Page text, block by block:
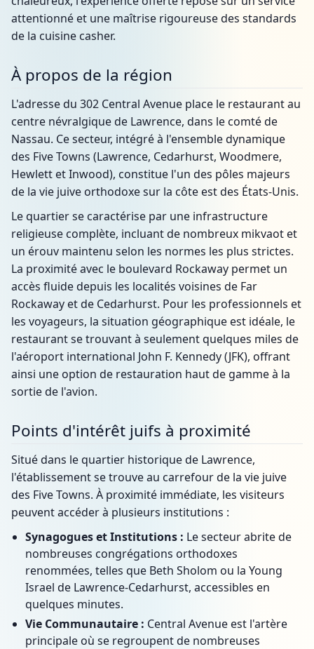
attentionné et une maîtrise rigoureuse des standards
de la cuisine casher.
À propos de la région
L'adresse du 302 Central Avenue place le restaurant au
centre névralgique de Lawrence, dans le comté de
Nassau. Ce secteur, intégré à l'ensemble dynamique
des Five Towns (Lawrence, Cedarhurst, Woodmere,
Hewlett et Inwood), constitue l'un des pôles majeurs
de la vie juive orthodoxe sur la côte est des États-Unis.
Le quartier se caractérise par une infrastructure
religieuse complète, incluant de nombreux mikvaot et
un érouv maintenu selon les normes les plus strictes.
La proximité avec le boulevard Rockaway permet un
accès fluide depuis les localités voisines de Far
Rockaway et de Cedarhurst. Pour les professionnels et
les voyageurs, la situation géographique est idéale, le
restaurant se trouvant à seulement quelques miles de
l'aéroport international John F. Kennedy (JFK), offrant
ainsi une option de restauration haut de gamme à la
sortie de l'avion.
Points d'intérêt juifs à proximité
Situé dans le quartier historique de Lawrence,
l'établissement se trouve au carrefour de la vie juive
des Five Towns. À proximité immédiate, les visiteurs
peuvent accéder à plusieurs institutions :
Synagogues et Institutions : Le secteur abrite de
nombreuses congrégations orthodoxes
renommées, telles que Beth Sholom ou la Young
Israel de Lawrence-Cedarhurst, accessibles en
quelques minutes.
Vie Communautaire : Central Avenue est l'artère
principale où se regroupent de nombreuses